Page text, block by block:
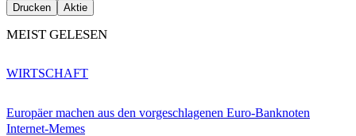
Drucken Aktie
MEIST GELESEN
Europäer machen aus den vorgeschlagenen Euro-Banknoten
Internet-Memes
WIRTSCHAFT